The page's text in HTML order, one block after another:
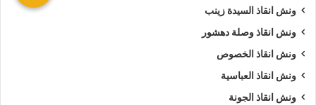
ونش انقاذ السيدة زينب
ونش انقاذ وصلة دهشور
ونش انقاذ الخصوص
ونش انقاذ العباسية
ونش انقاذ الجونة